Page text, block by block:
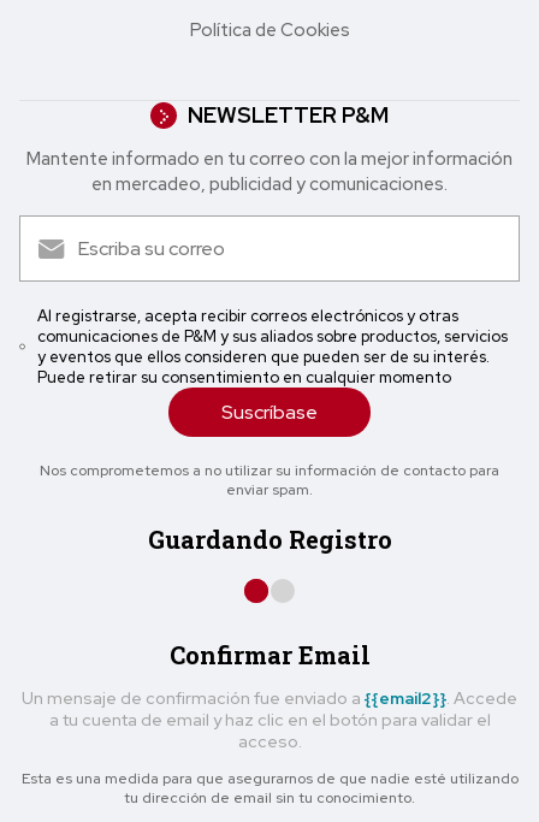
Política de Cookies
NEWSLETTER P&M
Mantente informado en tu correo con la mejor in formación
en mercadeo, publicidad y comunicaciones.
Al registrarse, acepta recibir correos electrónicos y otras
comunicaciones de P&M y sus aliados sobre productos, servicios
y eventos que ellos consideren que pueden ser de su interés.
Puede retirar su consentimiento en cualquier momento
Suscríbase
Nos comprometemos a no utilizar su información de contacto para
enviar spam.
Guardando Registro
Confirmar Email
Un mensaje de confirmación fue enviado a {{email2}} . Accede
a tu cuenta de email y haz clic en el botón para validar el
acceso.
Esta es una medida para que asegurarnos de que nadie esté utilizando
tu dirección de email sin tu conocimiento.